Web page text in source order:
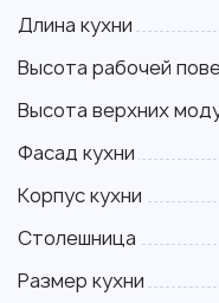
Длина кухни
Высота рабочей
Высота верхних
Фасад кухни
Корпус кухни
Столешница
Размер кухни